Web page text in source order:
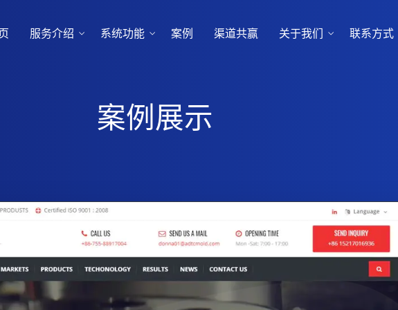
服务介绍 系统功能 案例 渠道共赢 关于我们 联系方式
案例展示